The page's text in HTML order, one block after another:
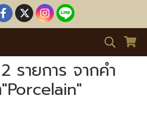
รายการ จากคำ